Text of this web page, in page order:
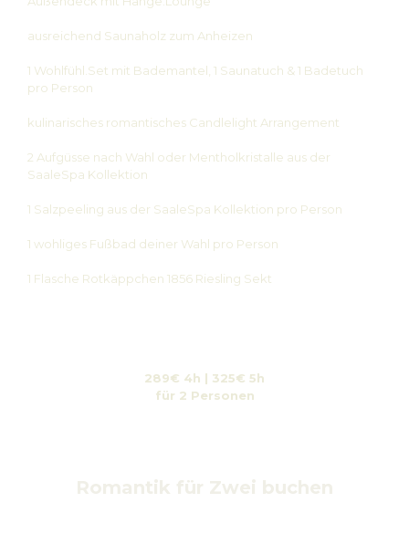
ausreichend Saunaholz zum Anheizen
1 Wohlfühl.Set mit Bademantel, 1 Saunatuch & 1 Badetuch
pro Person
kulinarisches romantisches Candlelight Arrangement
2 Aufgüsse nach Wahl oder Mentholkristalle aus der
SaaleSpa Kollektion
1 Salzpeeling aus der SaaleSpa Kollektion pro Person
1 wohliges Fußbad deiner Wahl pro Person
1 Flasche Rotkäppchen 1856 Riesling Sekt
289€ 4h | 325€ 5h
für 2 Personen
Romantik für Zwei buchen